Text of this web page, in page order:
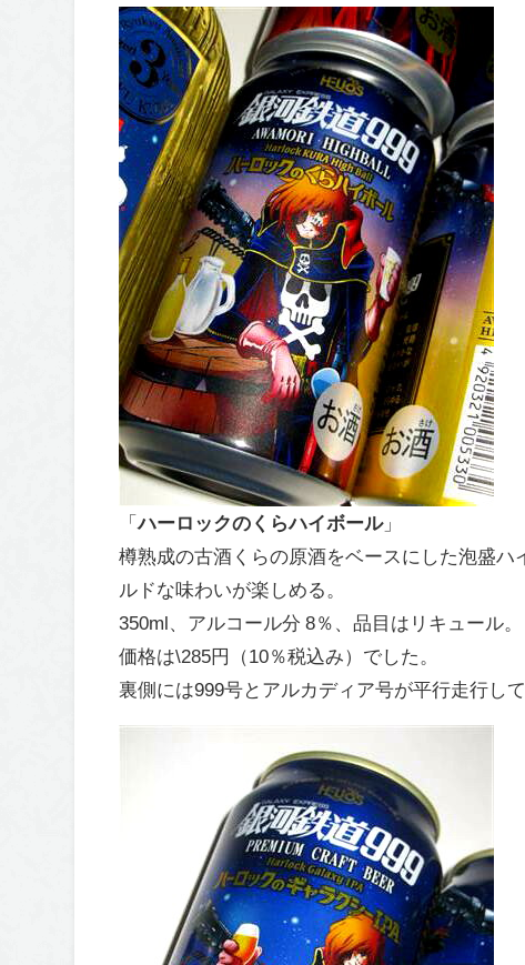
「ハーロックのくらハイボール」
樽熟成の古酒くらの原酒をベースにした泡盛
ルドな味わいが楽しめる。
350ml、アルコール分 8％、品目はリキュール。
価格は\285円（10％税込み）でした。
裏側には999号とアルカディア号が平行走行し